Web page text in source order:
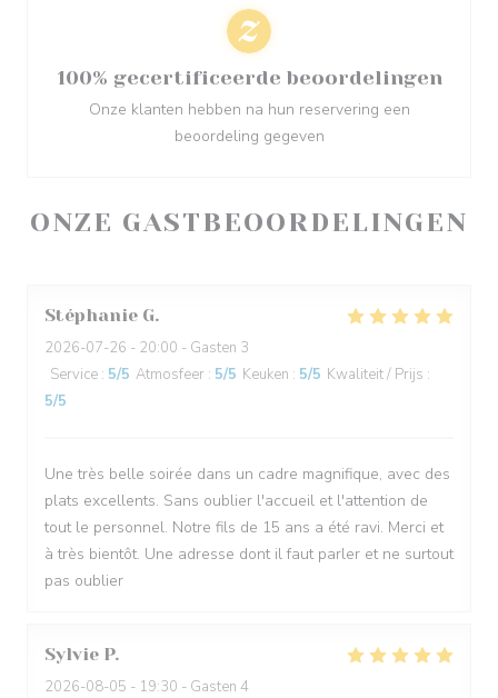
ONZE GASTBEOORDELINGEN
Stéphanie G
2026-07-26 - 20:00 - Gasten 3
Service : 5/5 Atmosfeer : 5/5 Keuken : 5/5 Kwaliteit / Prijs :
5/5
Une très belle soirée dans un cadre magnifique, avec des
plats excellents. Sans oublier l'accueil et l'attention de
tout le personnel. Notre fils de 15 ans a été ravi. Merci et
à très bientôt. Une adresse dont il faut parler et ne surtout
pas oublier
Sylvie P
2026-08-05 - 19:30 - Gasten 4
100% gecertificeerde beoordelingen
Onze klanten hebben na hun reservering een
beoordeling gegeven